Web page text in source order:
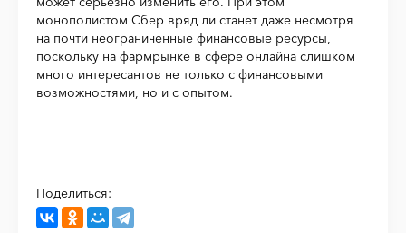
монополистом Сбер вряд ли станет даже несмотря
на почти неограниченные финансовые ресурсы,
поскольку на фармрынке в сфере онлайна слишком
много интересантов не только с финансовыми
возможностями, но и с опытом.
Поделиться: